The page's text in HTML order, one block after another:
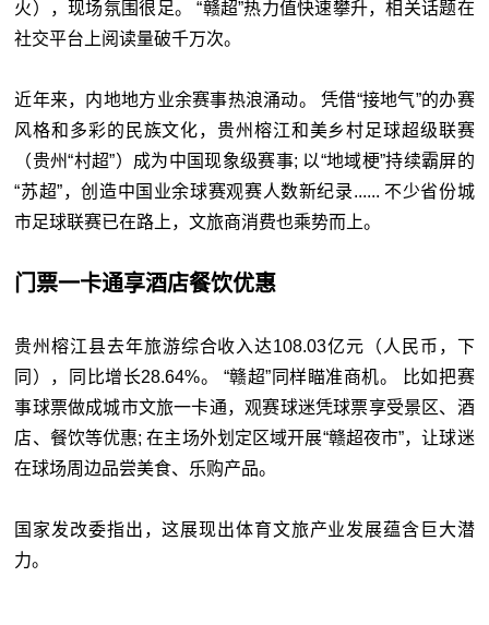
火），现场氛围很足。 “赣超”热力值快速攀升，相关话题在
社交平台上阅读量破千万次。
近年来，内地地方业余赛事热浪涌动。 凭借“接地气”的办赛
风格和多彩的民族文化，贵州榕江和美乡村足球超级联赛
（贵州“村超”）成为中国现象级赛事; 以“地域梗”持续霸屏的
“苏超”，创造中国业余球赛观赛人数新纪录...... 不少省份城
市足球联赛已在路上，文旅商消费也乘势而上。
门票一卡通享酒店餐饮优惠
贵州榕江县去年旅游综合收入达108.03亿元（人民币，下
同），同比增长28.64%。 “赣超”同样瞄准商机。 比如把赛
事球票做成城市文旅一卡通，观赛球迷凭球票享受景区、酒
店、餐饮等优惠; 在主场外划定区域开展“赣超夜市”，让球迷
在球场周边品尝美食、乐购产品。
国家发改委指出，这展现出体育文旅产业发展蕴含巨大潜
力。